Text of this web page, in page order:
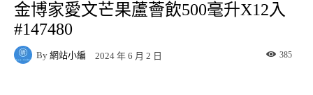
金博家愛文芒果蘆薈飲500毫升X12入
#147480
By 網站小編 2024 年 6 月 2 日 385